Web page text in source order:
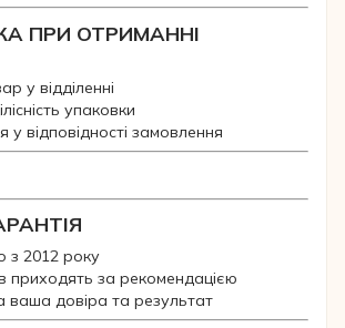
ПРИ ОТРИМАННІ
у відділенні
упаковки
у відповідності замовлення
з 2012 року
приходять за рекомендацією
ваша довіра та результат